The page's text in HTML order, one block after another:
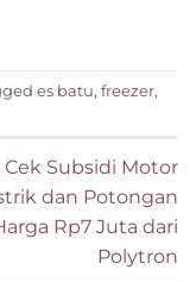
es batu, freezer,
Cek Subsidi Motor
dan Potongan
Rp7 Juta dari
Polytron